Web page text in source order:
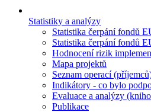
Statistiky a analýzy
Statistika čerpání fondů
Statistika čerpání fondů
Hodnocení rizik
Mapa projektů
Seznam operací
Indikátory - co bylo
Evaluace a analýzy
Publikace